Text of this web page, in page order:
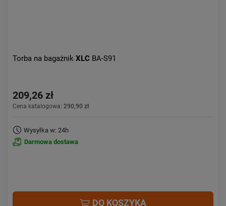
Torba na bagażnik XLC BA-S91
209,26 zł
Cena katalogowa: 290,90 zł
Wysyłka w: 24h
Darmowa dostawa
DO KOSZYKA